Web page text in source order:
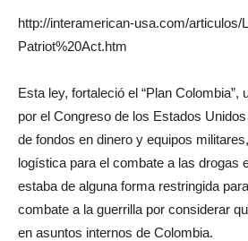
http://interamerican-usa.com/articulos/
Patriot%20Act.htm
Esta ley, fortaleció el “Plan Colombia”,
por el Congreso de los Estados
de fondos en dinero y equipos
logística para el combate a las drogas
estaba de alguna forma restringida
combate a la guerrilla por considerar
en asuntos internos de Colombia.